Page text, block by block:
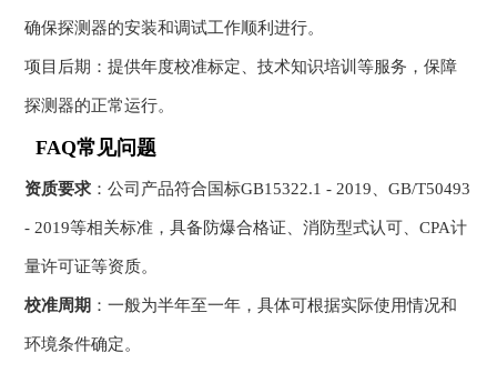
确保探测器的安装和调试工作顺利进行。
项目后期：提供年度校准标定、技术知识培训等服务，保障
探测器的正常运行。
FAQ常见问题
资质要求 ：公司产品符合国标GB15322.1 - 2019、GB/T50493
- 2019等相关标准，具备防爆合格证、消防型式认可、CPA计
量许可证等资质。
校准周期 ：一般为半年至一年，具体可根据实际使用情况和
环境条件确定。